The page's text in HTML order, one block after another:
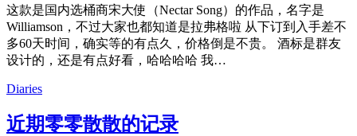
这款是国内选桶商宋大使（Nectar Song）的作品，名字是
Williamson，不过大家也都知道是拉弗格啦 从下订到入手差不
多60天时间，确实等的有点久，价格倒是不贵。 酒标是群友
设计的，还是有点好看，哈哈哈哈 我…
Diaries
近期零零散散的记录